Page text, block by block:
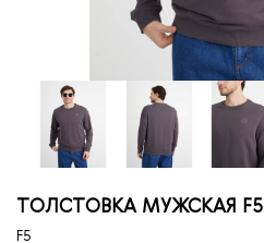
ТОЛСТОВКА МУЖСКАЯ F5
F5